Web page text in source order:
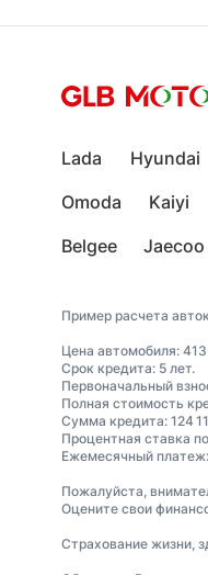
Lada Hyundai
Omoda
Kaiyi
Belgee
Jaecoo
Пример расчета
Цена автомобиля:
Срок кредита: 5 лет.
Первоначальный
Полная стоимость
Сумма кредита: 124
Процентная ставка
Ежемесячный
Пожалуйста,
Оцените свои
Страхование жизни,